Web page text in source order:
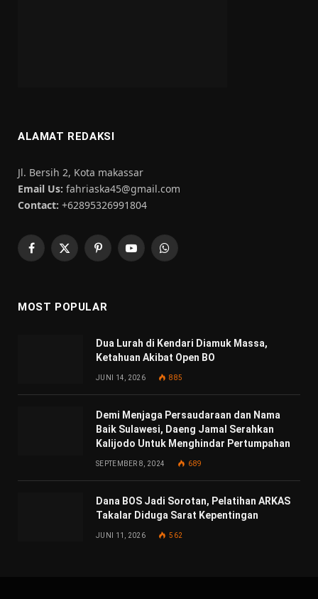
ALAMAT REDAKSI
Jl. Bersih 2, Kota makassar
Email Us: fahriaska45@gmail.com
Contact: +62895326991804
Facebook
X
PinterestYouTubeWhatsApp
MOST POPULAR
Dua Lurah di Kendari Diamuk Massa,
Ketahuan Akibat Open BO
JUNI 14, 2026 885
Demi Menjaga Persaudaraan dan Nama
Baik Sulawesi, Daeng Jamal Serahkan
Kalijodo Untuk Menghindar Pertumpahan
SEPTEMBER 8, 2024 689
Dana BOS Jadi Sorotan, Pelatihan ARKAS
Takalar Diduga Sarat Kepentingan
JUNI 11, 2026 562